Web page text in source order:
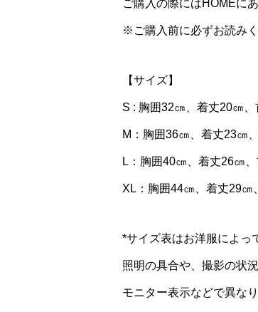
ご購入の際にはHOMEに
※ご購入前に必ずお読み
【サイズ】
S : 胸囲32㎝、着丈20㎝
M：胸囲36㎝、着丈23㎝
L：胸囲40㎝、着丈26㎝
XL：胸囲44㎝、着丈29㎝
*サイズ表はお洋服によっ
照明の具合や、撮影の状
モニター表示などで異な